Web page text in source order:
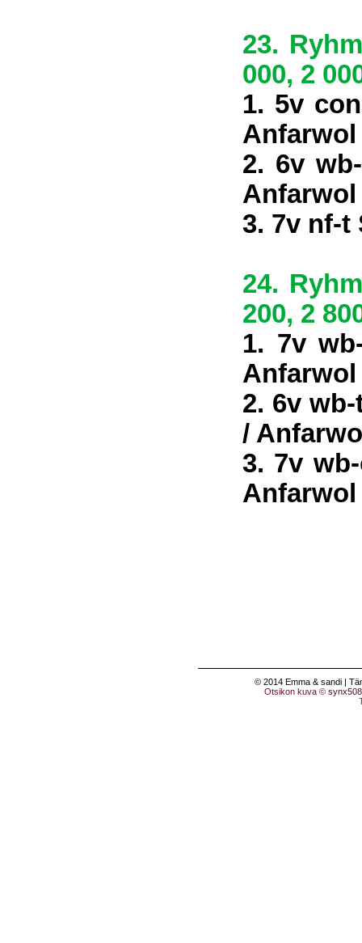
23.
000, 2
1. 5v
Anfarwol
2. 6v
Anfarwol
3. 7v nf-t
24.
200, 2
1. 7v
Anfarwol
2. 6v
/
3. 7v
Anfarwol
© 2014 Emma & sandi |
Otsikon kuva © synx508